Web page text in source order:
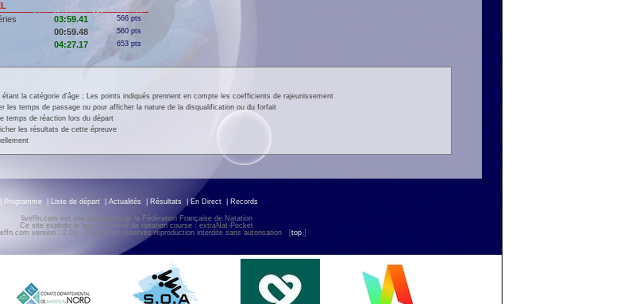
03:59.41 566 pts
00:59.48 560 pts
04:27.17 653 pts
la catégorie d'âge ; Les points indiqués prennent en compte les coefficients de rajeunissement
les temps de passage ou pour afficher la nature de la disqualification ou du forfait
temps de réaction lors du départ
les résultats de cette épreuve
Programme Liste de départ Actualités Résultats |En Direct Records
liveffn.com est une production de la Fédération Française de Natation
Ce site exploite le logiciel fédéral de natation course : extraNat-Pocket
version : 2.01 - Tous droits réservés reproduction interdite sans autorisation
[top ]